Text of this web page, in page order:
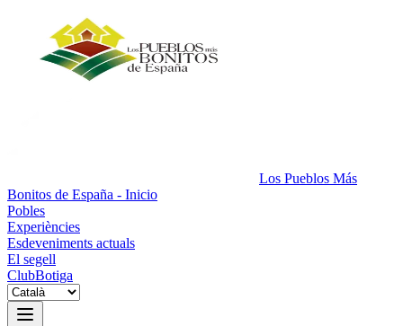
Los Pueblos Más
Bonitos de España - Inicio
Pobles
Experiències
Esdeveniments actuals
El segell
ClubBotiga